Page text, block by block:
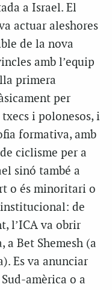
a Israel. El
actuar aleshores
de la nova
amb l’equip
primera
per
i polonesos, i
formativa, amb
ciclisme per a
sinó també a
o és minoritari o
de
l’ICA va obrir
a Bet Shemesh (a
Es va anunciar
amèrica o a